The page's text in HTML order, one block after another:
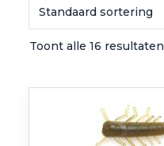
Toont alle 16 resultaten